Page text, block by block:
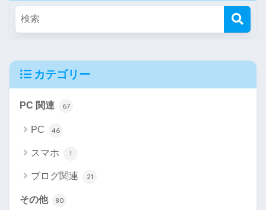
カテゴリー
PC 関連 67
PC 46
スマホ 1
ブログ関連 21
その他 80